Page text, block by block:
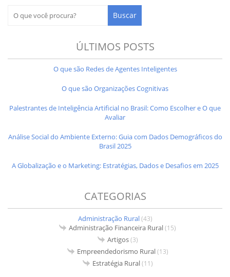
ÚLTIMOS POSTS
O que são Redes de Agentes Inteligentes
O que são Organizações Cognitivas
Palestrantes de Inteligência Artificial no Brasil: Como Escolher e O que
Avaliar
Análise Social do Ambiente Externo: Guia com Dados Demográficos do
Brasil 2025
A Globalização e o Marketing: Estratégias, Dados e Desafios em 2025
CATEGORIAS
Administração Rural(43)
Administração Financeira Rural(15)
Artigos(3)
Empreendedorismo Rural(13)
Estratégia Rural(11)